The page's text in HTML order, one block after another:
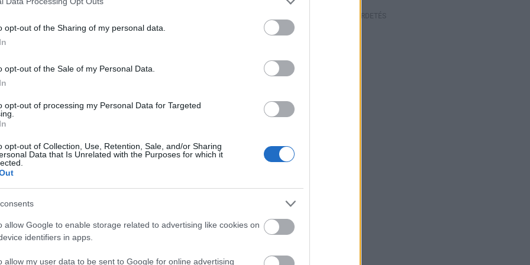
opt-out of the Sharing of my personal data.
opt-out of the Sale of my Personal Data.
opt-out of processing my Personal Data for Targeted
opt-out of Collection, Use, Retention, Sale, and/or Sharing
Data that Is Unrelated with the Purposes for which it
allow Google to enable storage related to advertising like cookies on
identifiers in apps.
allow my user data to be sent to Google for online advertising
maradandó károsodást okoz az állatnak,
agancsot találnak, hagyják ott. Az
rendelkező csoportok gyűjtik a trófeákat.
megyei titkára elmondta: a gím- és dámbikák
és áprilisig tart.
állomány 12 ezer egyedből állt; a gímszarvas-
a Dél-Dunántúlon található. Az agancsváltás
forintra tehető - mondta.
a trófeák értékét kilogrammonként ötezer
külföldön értékesítik, de Magyarországon is
eszközök. Az ilyen trófeák piaci értéke
akár 20-30 ezer forintig terjedhet.
bírság hullajtott agancs
HIRDETÉS